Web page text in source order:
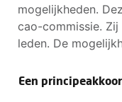
mogelijkheden.
cao-commissie.
leden. De
Een